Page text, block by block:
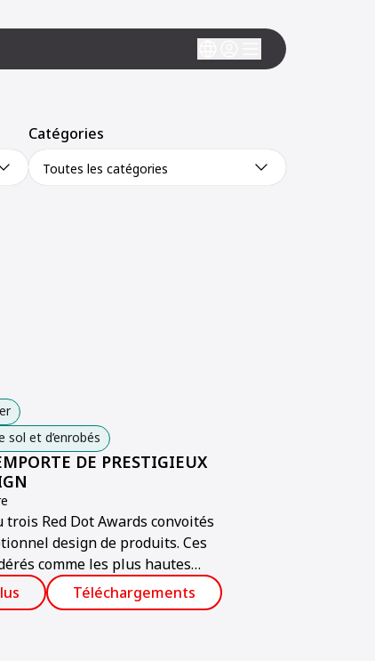
Catégories
Toutes les catégories
sol et d’enrobés
DE PRESTIGIEUX
trois Red Dot Awards convoités
design de produits. Ces
comme les plus hautes
en termes de design.
Téléchargements